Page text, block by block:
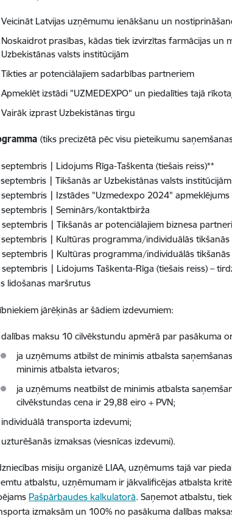
Veicināt Latvijas uzņēmumu ienākšanu un
Noskaidrot prasības, kādas tiek izvirzītas farmācijas un
Uzbekistānas valsts institūcijām
Tikties ar potenciālajiem sadarbības partneriem
Apmeklēt izstādi "UZMEDEXPO" un piedalīties tajā
Vairāk izprast Uzbekistānas tirgu
(tiks precizētā pēc visu pieteikumu
| Lidojums Rīga-Taškenta (tiešais reiss)**
| Tikšanās ar Uzbekistānas valsts institūcijām
| Izstādes "Uzmedexpo 2024" apmeklējums
| Seminārs/kontaktbirža
| Tikšanās ar potenciālajiem biznesa
| Kultūras programma/individuālās
| Kultūras programma/individuālās
| Lidojums Taškenta-Rīga (tiešais reiss) –
lidošanas maršrutus
jārēķinās ar šādiem izdevumiem:
dalības maksu 10 cilvēkstundu apmērā par pasākuma
ja uzņēmums atbilst de minimis atbalsta
minimis atbalsta ietvaros;
ja uzņēmums neatbilst de minimis atbalsta
cilvēkstundas cena ir 29,88 eiro + PVN;
individuālā transporta izdevumi;
uzturēšanās izmaksas (viesnīcas izdevumi).
misiju organizē LIAA, uzņēmums tajā var
atbalstu, uzņēmumam ir jākvalificējas atbalsta
Pašpārbaudes kalkulatorā. Saņemot atbalstu,
izmaksām un 100% no pasākuma dalības